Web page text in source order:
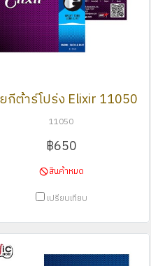
กีต้าร์โปร่ง Elixir 11050
11050
฿650
สินค้าหมด
เปรียบเทียบ